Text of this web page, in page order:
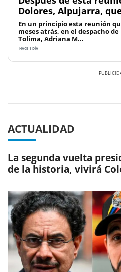
Dolores, Alpujarra,
En un principio esta reunión
meses atrás, en el despacho
Tolima, Adriana M...
HACE 1 DÍA
ACTUALIDAD
La segunda vuelta
de la historia, vivirá